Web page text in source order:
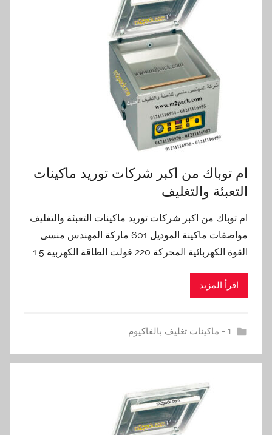
ام توباك من اكبر شركات توريد ماكينات
التعبئة والتغليف
ام توباك من اكبر شركات توريد ماكينات التعبئة والتغليف
مواصفات ماكينة الموديل 601 ماركة المهندس منسى
القوة الكهربائية المحركة 220 فولت الطاقة الكهربية 1.5
اقرأ المزيد
1 - ماكينات تغليف بالفاكيوم